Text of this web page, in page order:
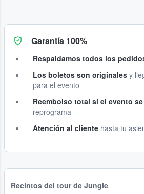
Garantía 100%
Respaldamos todos los
Los boletos son originales y
para el evento
Reembolso total si el evento
reprograma
Atención al cliente hasta tu
Recintos del tour de Jungle